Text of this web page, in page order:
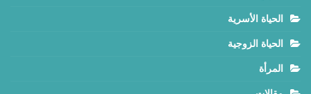
الحياة الأسرية
الحياة الزوجية
المرأة